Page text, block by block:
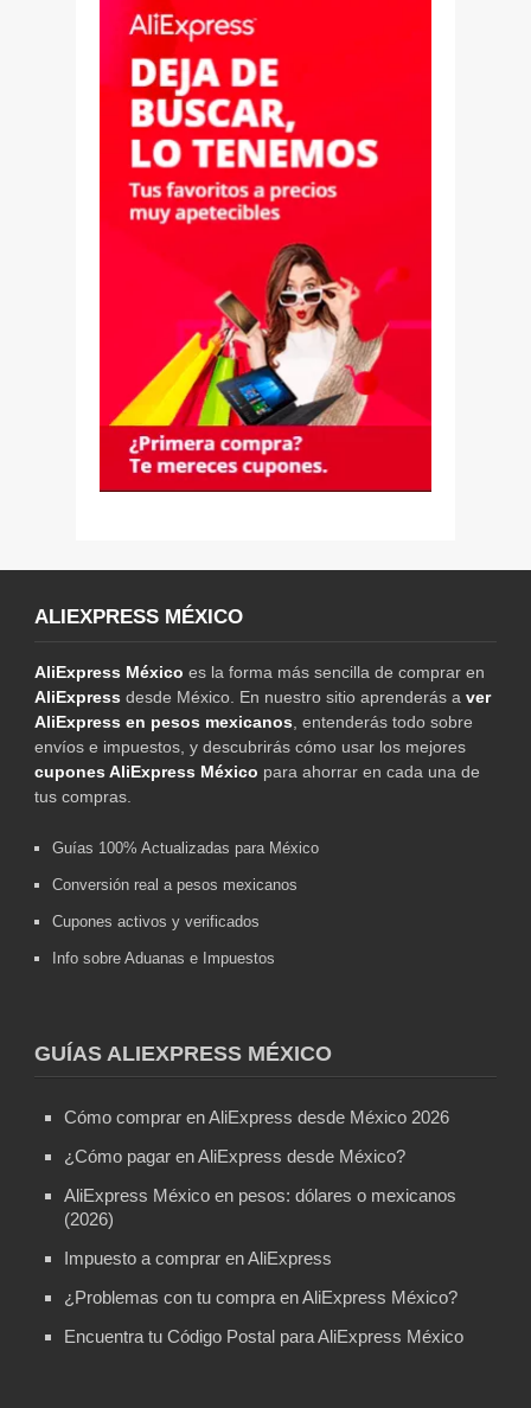
ALIEXPRESS MÉXICO
AliExpress México es la forma más sencilla de comprar en
AliExpress desde México. En nuestro sitio aprenderás a ver
AliExpress en pesos mexicanos , entenderás todo sobre
envíos e impuestos, y descubrirás cómo usar los mejores
cupones AliExpress México para ahorrar en cada una de
tus compras.
Guías 100% Actualizadas para México
Conversión real a pesos mexicanos
Cupones activos y verificados
Info sobre Aduanas e Impuestos
GUÍAS ALIEXPRESS MÉXICO
Cómo comprar en AliExpress desde México 2026
¿Cómo pagar en AliExpress desde México?
AliExpress México en pesos: dólares o mexicanos
(2026)
Impuesto a comprar en AliExpress
¿Problemas con tu compra en AliExpress México?
Encuentra tu Código Postal para AliExpress México